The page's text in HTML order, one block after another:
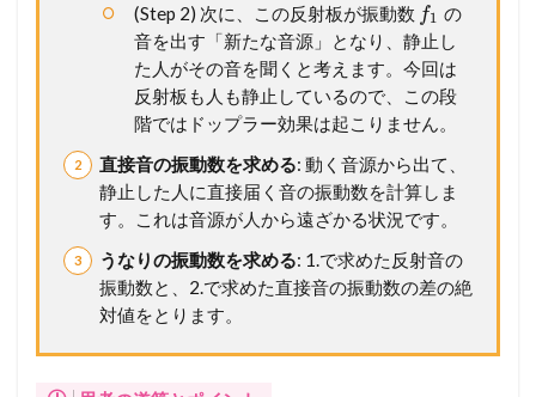
(Step 2) 次に、この反射板が振動数 f1 の
音を出す「新たな音源」となり、静止し
た人がその音を聞くと考えます。今回は
反射板も人も静止しているので、この段
階ではドップラー効果は起こりません。
直接音の振動数を求める: 動く音源から出て、
静止した人に直接届く音の振動数を計算しま
す。これは音源が人から遠ざかる状況です。
うなりの振動数を求める: 1.で求めた反射音の
振動数と、2.で求めた直接音の振動数の差の絶
対値をとります。